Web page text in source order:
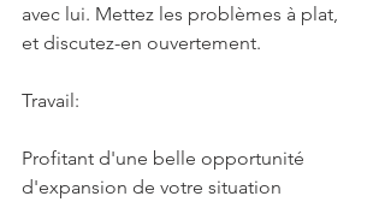
avec lui. Mettez les problèmes à plat,
et discutez-en ouvertement.
Travail:
Profitant d'une belle opportunité
d'expansion de votre situation